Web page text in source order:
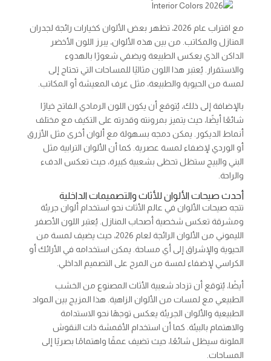
مع اقتراب عام 2026، تظهر بعض الألوان كخيارات رائجة لجدران
المنازل والمكاتب. من بين هذه الألوان، يبرز اللون الأخضر
الداكن الذي يعكس الطبيعة ويضفي شعورًا بالهدوء
والاستقرار. يُعتبر هذا اللون مثاليًا للمساحات التي تحتاج إلى
لمسة من الحيوية والطبيعة، مثل غرف المعيشة أو المكاتب.
بالإضافة إلى ذلك، يُتوقع أن يكون اللون الرمادي الفاتح خيارًا
شائعًا أيضًا، حيث يتميز بمرونته وقدرته على التكيف مع مختلف
أنماط الديكور. يمكن دمجه بسهولة مع ألوان أخرى مثل الأزرق
أو الوردي لإضفاء لمسة عصرية. كما أن الألوان الترابية مثل
البني والبيج ستظل تحظى بشعبية كبيرة، حيث تعكس الدفء
والراحة.
أحدث صيحات الألوان للأثاث والتصميمات الداخلية
تتجه صيحات الألوان في عالم الأثاث نحو استخدام ألوان جريئة
ومشرقة تعكس شخصية أصحاب المنازل. يُعتبر اللون الأصفر
الليموني من الألوان الرائجة لعام 2026، حيث يضيف لمسة من
الحيوية والإشراق إلى أي مساحة. يمكن استخدامه في الأرائك أو
الكراسي لإضفاء لمسة من المرح على التصميم الداخلي.
أيضًا، يُتوقع أن تزداد شعبية الأثاث المصنوع من الخشب
الطبيعي مع لمسات من الألوان الزاهية. هذا المزيج بين المواد
الطبيعية والألوان الجريئة يعكس توجهًا نحو الاستدامة
والاهتمام بالبيئة. كما أن استخدام الأقمشة ذات النقوش
الملونة سيظل شائعًا، حيث تضيف عمقًا واهتمامًا بصريًا إلى
المساحات.